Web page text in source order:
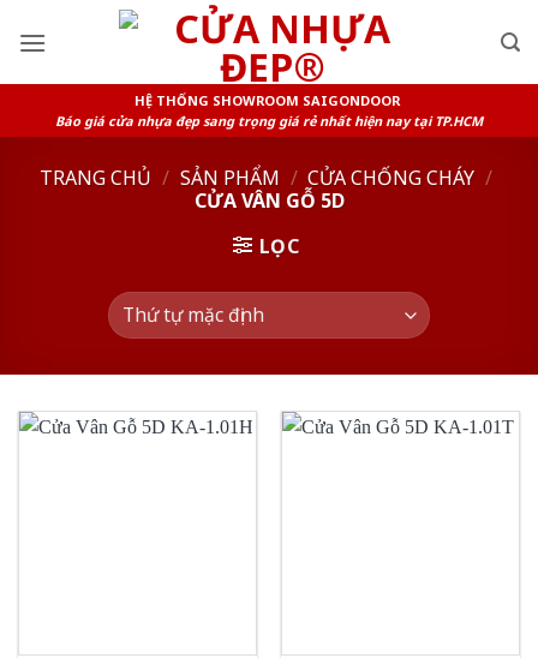
HỆ THỐNG SHOWROOM SAIGONDOOR
Báo giá cửa nhựa đẹp sang trọng giá rẻ nhất hiện nay tại TP.HCM
TRANG CHỦ / SẢN PHẨM / CỬA CHỐNG CHÁY /
CỬA VÂN GỖ 5D
LỌC